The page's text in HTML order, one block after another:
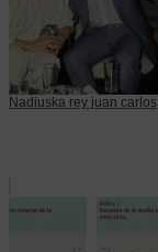
Nadiuska rey juan carlos